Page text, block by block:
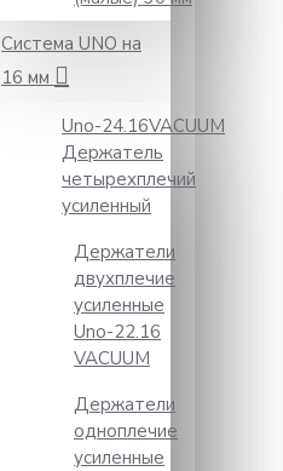
Система UNO на
16 мм
Unо-24.16VACUUM
Держатель
четырехплечий
усиленный
Держатели
двухплечие
усиленные
Unо-22.16
VACUUM
Держатели
одноплечие
усиленные